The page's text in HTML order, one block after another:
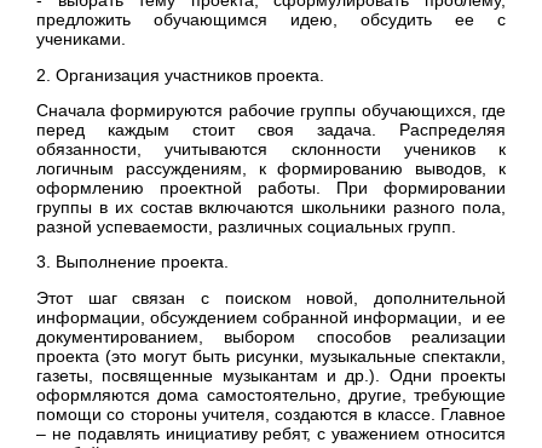
предложить обучающимся идею, обсудить ее с
учениками.
2. Организация участников проекта.
Сначала формируются рабочие группы обучающихся, где
перед каждым стоит своя задача. Распределяя
обязанности, учитываются склонности учеников к
логичным рассуждениям, к формированию выводов, к
оформлению проектной работы. При формировании
группы в их состав включаются школьники разного пола,
разной успеваемости, различных социальных групп.
3. Выполнение проекта.
Этот шаг связан с поиском новой, дополнительной
информации, обсуждением собранной информации, и ее
документированием, выбором способов реализации
проекта (это могут быть рисунки, музыкальные спектакли,
газеты, посвященные музыкантам и др.). Одни проекты
оформляются дома самостоятельно, другие, требующие
помощи со стороны учителя, создаются в классе. Главное
– не подавлять инициативу ребят, с уважением относится